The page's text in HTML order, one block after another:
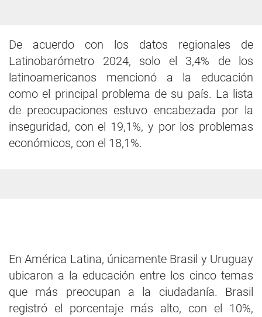
De acuerdo con los datos regionales de
Latinobarómetro 2024, solo el 3,4% de los
latinoamericanos mencionó a la educación
como el principal problema de su país. La lista
de preocupaciones estuvo encabezada por la
inseguridad, con el 19,1%, y por los problemas
económicos, con el 18,1%.
En América Latina, únicamente Brasil y Uruguay
ubicaron a la educación entre los cinco temas
que más preocupan a la ciudadanía. Brasil
registró el porcentaje más alto, con el 10%,